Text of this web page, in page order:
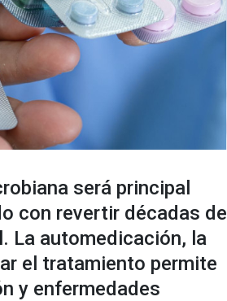
será principal
con revertir décadas de
La automedicación, la
el tratamiento permite
y enfermedades